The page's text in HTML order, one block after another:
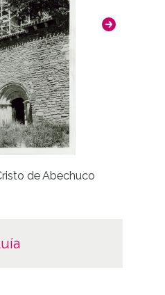
de Abechuco